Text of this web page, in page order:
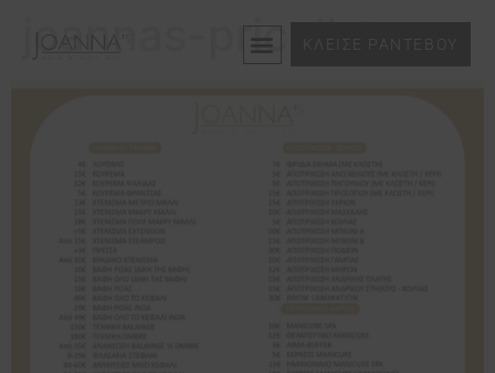
ΚΛΕΙΣΕ ΡΑΝΤΕΒΟΥ
joannas-pricelist